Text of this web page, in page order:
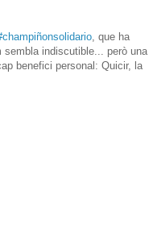
, que ha
sembla indiscutible... però una
benefici personal: Quicir, la